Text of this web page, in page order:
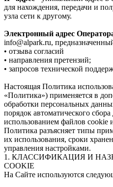
для нахождения, передачи и
узла сети к другому.
Электронный адрес
info@alpark.ru,
• отзыва согласий
• направления претензий;
• запросов технической
Настоящая Политика
«Политика») применяется в
обработки персональных
порядок автоматического
использованием файлов сookie
Политика разъясняет типы
их использования, сроки
управления настройками.
1. КЛАССИФИКАЦИЯ И
COOKIE
На Сайте используются